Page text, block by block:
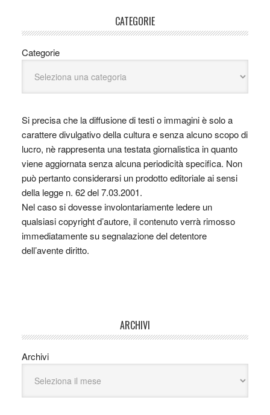
CATEGORIE
Categorie
Si precisa che la diffusione di testi o immagini è solo a
carattere divulgativo della cultura e senza alcuno scopo di
lucro, nè rappresenta una testata giornalistica in quanto
viene aggiornata senza alcuna periodicità specifica. Non
può pertanto considerarsi un prodotto editoriale ai sensi
della legge n. 62 del 7.03.2001.
Nel caso si dovesse involontariamente ledere un
qualsiasi copyright d’autore, il contenuto verrà rimosso
immediatamente su segnalazione del detentore
dell’avente diritto.
ARCHIVI
Archivi